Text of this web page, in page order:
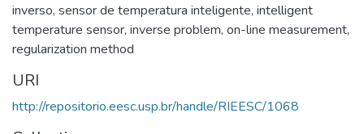
inverso, sensor de temperatura inteligente, intelligent
temperature sensor, inverse problem, on-line measurement,
regularization method
URI
http://repositorio.eesc.usp.br/handle/RIEESC/1068